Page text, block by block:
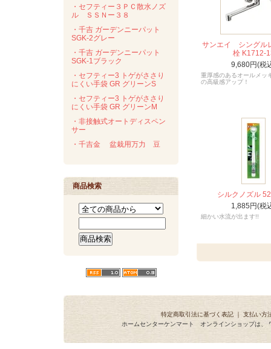
・セフティー３ＰＣ散水ノズ
ル ＳＳＮー３８
・千吉 ガーデンニーパット
SGK-2グレー
・千吉 ガーデンニーパット
SGK-1ブラック
・セフティー3 トゲがささり
にくい手袋 GR グリーンS
・セフティー3 トゲがささり
にくい手袋 GR グリーンM
・非接触式オートディスペン
サー
・千吉金 盆栽用万力 豆
商品検索
サンエイ シングル
栓 K1712-
9,680円(税
重厚感のあるオールメッ
の高級感アップ！
シルクノズル
1,885円(税
細かい水流が出ます!!
特定商取引法に基づく表記 ｜ 支払い方
ホームセンターケンマート オンラインショップは、